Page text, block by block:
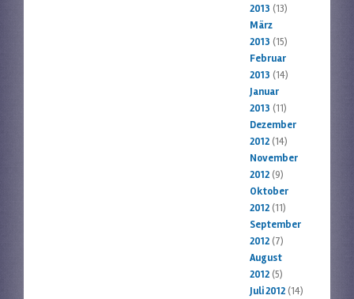
2013 (13)
März
2013 (15)
Februar
2013 (14)
Januar
2013 (11)
Dezember
2012(14)
November
2012(9)
Oktober
2012(11)
September
2012(7)
August
2012(5)
Juli 2012(14)